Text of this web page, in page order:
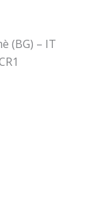
(BG) – IT